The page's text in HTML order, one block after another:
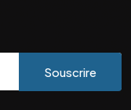
Souscrire